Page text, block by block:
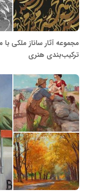
مجموعه آثار ساناز ملکی
ترکیب‌بندی هنری